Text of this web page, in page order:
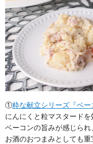
①粋な献立シリーズ『ベー
にんにくと粒マスタードを
ベーコンの旨みが感じられ
お酒のおつまみとしても